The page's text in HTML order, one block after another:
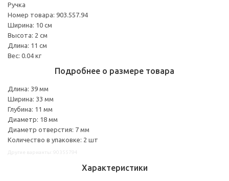
Ручка
Номер товара: 903.557.94
Ширина: 10 см
Высота: 2 см
Длина: 11 см
Вес: 0.04 кг
Подробнее о размере товара
Длина: 39 мм
Ширина: 33 мм
Глубина: 11 мм
Диаметр: 18 мм
Диаметр отверстия: 7 мм
Количество в упаковке: 2 шт
Характеристики